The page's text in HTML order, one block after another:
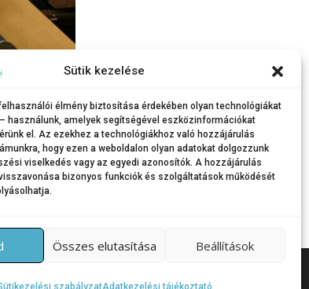
Sütik kezelése
élmény biztosítása érdekében olyan technológiákat
használunk, amelyek segítségével eszközinformációkat
el. Az ezekhez a technológiákhoz való hozzájárulás
hogy ezen a weboldalon olyan adatokat dolgozzunk
viselkedés vagy az egyedi azonosítók. A hozzájárulás
bizonyos funkciók és szolgáltatások működését
Összes elutasítása Beállítások
szabályzatAdatkezelési tájékoztató
alapjait is elsajátíthatták.